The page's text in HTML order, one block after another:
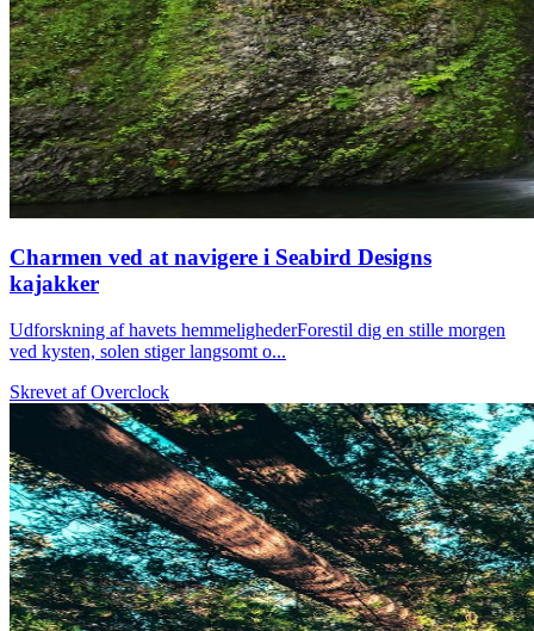
Charmen ved at navigere i Seabird Designs
kajakker
Udforskning af havets hemmelighederForestil dig en stille morgen
ved kysten, solen stiger langsomt o...
Skrevet afOverclock